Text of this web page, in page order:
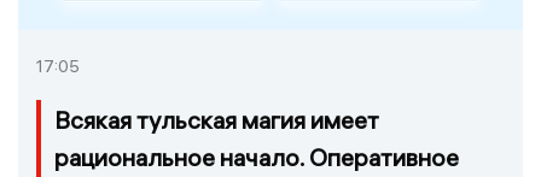
17:05
Всякая тульская магия имеет
рациональное начало. Оперативное